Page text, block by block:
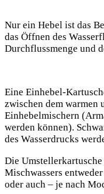
Nur ein Hebel ist das
das Öffnen des
Durchflussmenge und
Eine Einhebel-
zwischen dem warmen
Einhebelmischern
werden können).
des Wasserdrucks
Die
Mischwassers
oder auch – je nach